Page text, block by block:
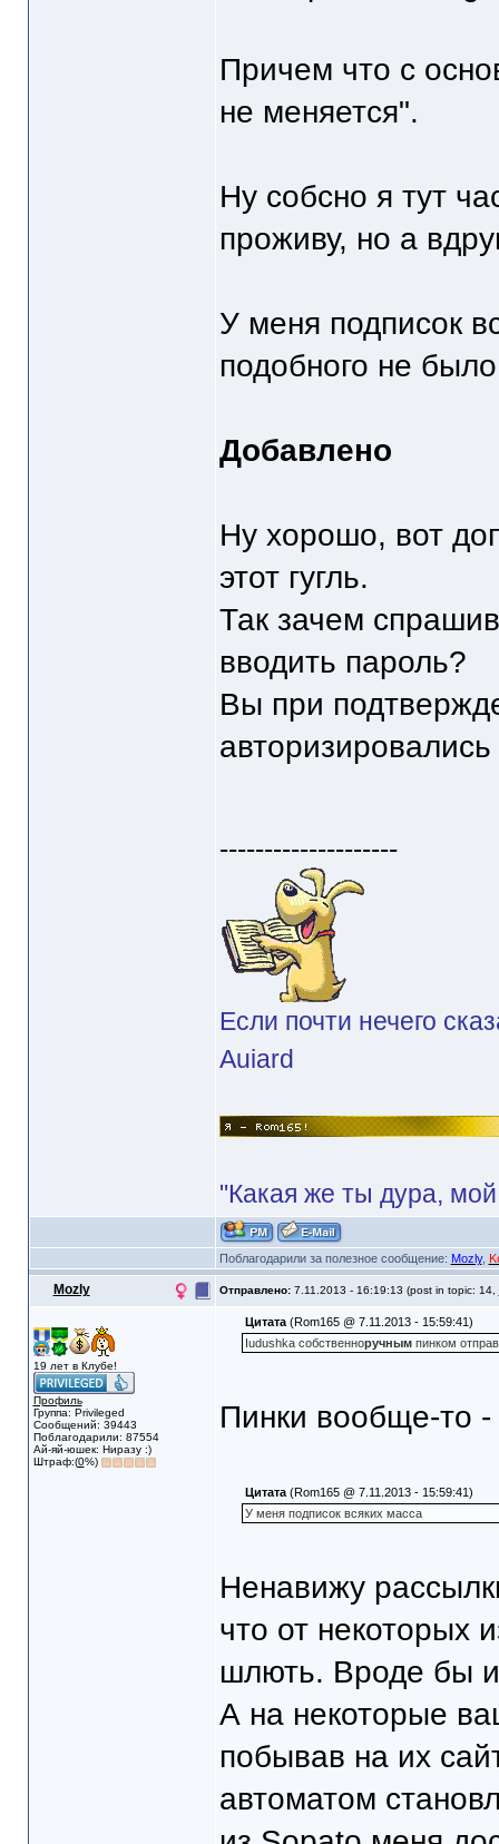
Причем что с
не меняется".
Ну собсно я тут
проживу, но а
У меня подписок
подобного не
Добавлено
Ну хорошо, вот
этот гугль.
Так зачем
вводить пароль?
Вы при
авторизировались
--------------------
Если почти нечего
Auiard
"Какая же ты дура,
Поблагодарили за полезное сообщение: Mozly,
Mozly Отправлено: 7.11.2013 - 16:19:13 (post in topic: 14,
19 лет в Клубе!
Профиль
Группа: Privileged
Сообщений: 39443
Поблагодарили: 87554
Ай-яй-юшек: Ниразу :)
Штраф:(0%)
Цитата(Rom165 @ 7.11.2013 - 15:59:41)
Iudushka собственноручнымпинком
Пинки вообще-то -
Цитата(Rom165 @ 7.11.2013 - 15:59:41)
У меня подписок всяких масса
Ненавижу
что от некоторых
шлють. Вроде бы
А на некоторые
побывав на их
автоматом